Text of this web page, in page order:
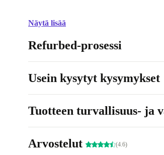
Näytä lisää
Refurbed-prosessi
Usein kysytyt kysymykset
Tuotteen turvallisuus- ja
Arvostelut (4.6)